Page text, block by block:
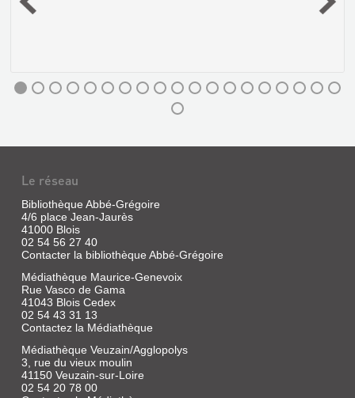
SAHARA
PASSION
LA
VIE
Livre
Desjeux,
Nathan,
1988
(Nathan
image)
De
ce
Sahara
à
LA
MARINE
DE
LOIRE
Livre
|
Chaussard,
Paul
|
1980
Le réseau
Bibliothèque Abbé-Grégoire
4/6 place Jean-Jaurès
41000 Blois
02 54 56 27 40
Contacter la bibliothèque Abbé-Grégoire
Médiathèque Maurice-Genevoix
Rue Vasco de Gama
41043 Blois Cedex
02 54 43 31 13
Contactez la Médiathèque
Médiathèque Veuzain/Agglopolys
3, rue du vieux moulin
41150 Veuzain-sur-Loire
02 54 20 78 00